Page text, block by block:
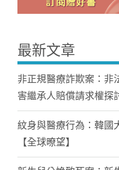
最新文章
非正規醫療詐欺案：非
害繼承人賠償請求權探
紋身與醫療行為：韓國
【全球暸望】